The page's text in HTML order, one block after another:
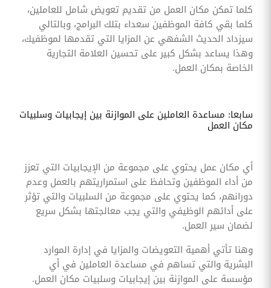
كلما تمكن مكان العمل من تقديم تعويض شامل للعاملين،
كلما بقي كافة الموظفين سعداء بتلك البرامج، وبالتالي
سيزداد الحديث الشفهي عن المزايا التي تقدمها لموظفيك،
وهذا يساعد بشكل كبير على تحسين العلامة التجارية
الخاصة بمكان العمل.
سابعا: مساعدة العاملين على الموازنة بين إيجابيات وسلبيات
مكان العمل
أي مكان عمل يحتوي على مجموعة من الإيجابيات التي تعزز
من أداء الموظفين وتحافظ على استمراريتهم بالعمل وعدم
دورانهم، كما يحتوي على مجموعة من السلبيات والتي تؤثر
على أدائهم الوظيفي والتي يجب معالجتها بشكل سريع
لضمان سير العمل.
وهنا تأتي أهمية التعويضات والمزايا في إدارة الموارد
البشرية والتي تساهم في مساعدة العاملين في أي
مؤسسة على الموازنة بين إيجابيات وسلبيات مكان العمل.